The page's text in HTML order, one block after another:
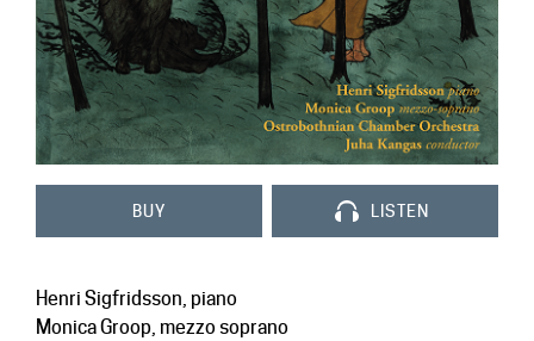
Contact
BUY LISTEN
Henri Sigfridsson, piano
Monica Groop, mezzo soprano